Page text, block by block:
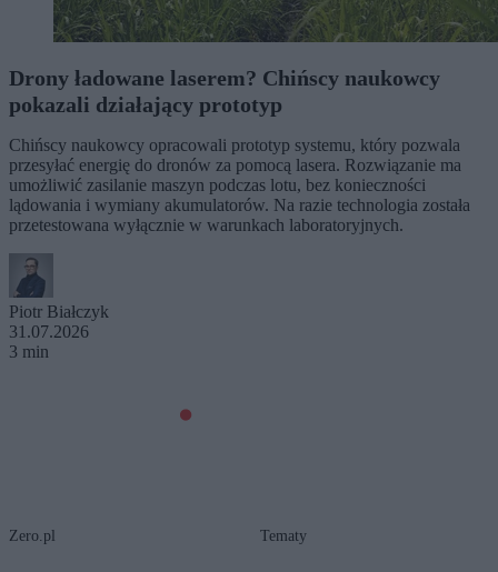
Drony ładowane laserem? Chińscy naukowcy
pokazali działający prototyp
Chińscy naukowcy opracowali prototyp systemu, który pozwala
przesyłać energię do dronów za pomocą lasera. Rozwiązanie ma
umożliwić zasilanie maszyn podczas lotu, bez konieczności
lądowania i wymiany akumulatorów. Na razie technologia została
przetestowana wyłącznie w warunkach laboratoryjnych.
Piotr Białczyk
31.07.2026
3 min
Zero.pl Tematy